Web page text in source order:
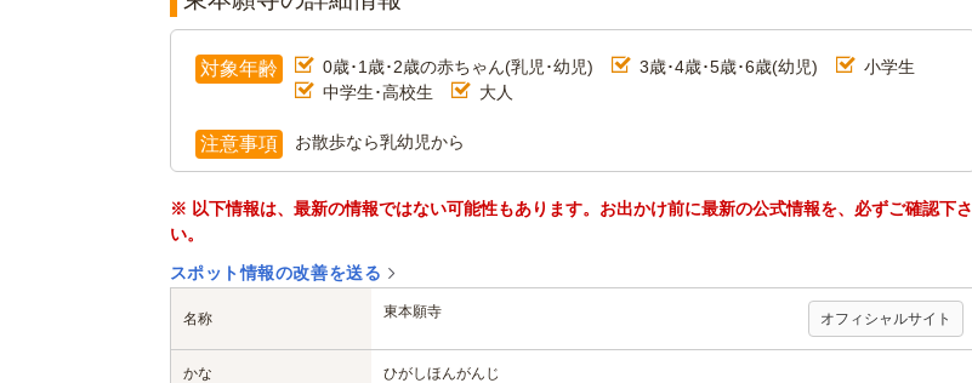
対象年齢 0歳･1歳･2歳の赤ちゃん(乳児･幼児) 3歳･4歳･5歳･6歳(幼児)
小学生
中学生･高校生
大人
注意事項 お散歩なら乳幼児から
※ 以下情報は、最新の情報ではない可能性もあります。お出かけ前に最新の公式情報を、必ずご確認下さ
い。
スポット情報の改善を送る
名称 東本願寺 オフィシャルサイト
かな ひがしほんがんじ